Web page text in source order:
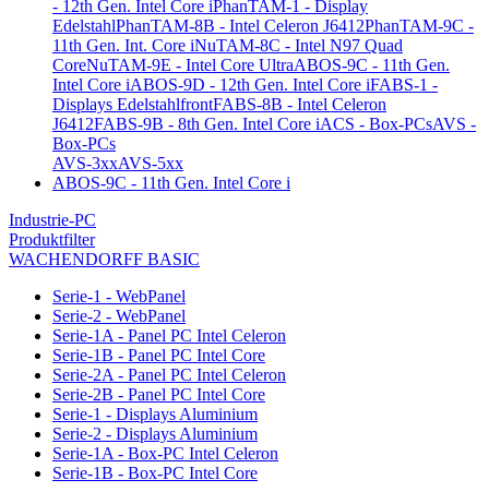
- 12th Gen. Intel Core iPhanTAM-1 - Display
EdelstahlPhanTAM-8B - Intel Celeron J6412PhanTAM-9C -
11th Gen. Int. Core iNuTAM-8C - Intel N97 Quad
CoreNuTAM-9E - Intel Core UltraABOS-9C - 11th Gen.
Intel Core iABOS-9D - 12th Gen. Intel Core iFABS-1 -
Displays EdelstahlfrontFABS-8B - Intel Celeron
J6412FABS-9B - 8th Gen. Intel Core iACS - Box-PCsAVS -
Box-PCs
AVS-3xxAVS-5xx
ABOS-9C - 11th Gen. Intel Core i
Industrie-PC
Produktfilter
WACHENDORFF BASIC
Serie-1 - WebPanel
Serie-2 - WebPanel
Serie-1A - Panel PC Intel Celeron
Serie-1B - Panel PC Intel Core
Serie-2A - Panel PC Intel Celeron
Serie-2B - Panel PC Intel Core
Serie-1 - Displays Aluminium
Serie-2 - Displays Aluminium
Serie-1A - Box-PC Intel Celeron
Serie-1B - Box-PC Intel Core